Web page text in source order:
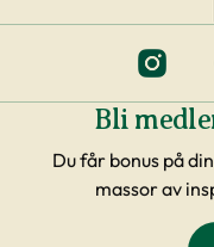
Bli
Du får bonus på
massor av